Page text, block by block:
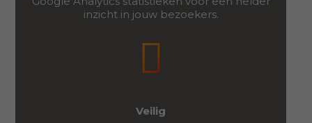
inzicht in jouw bezoekers.
Veilig